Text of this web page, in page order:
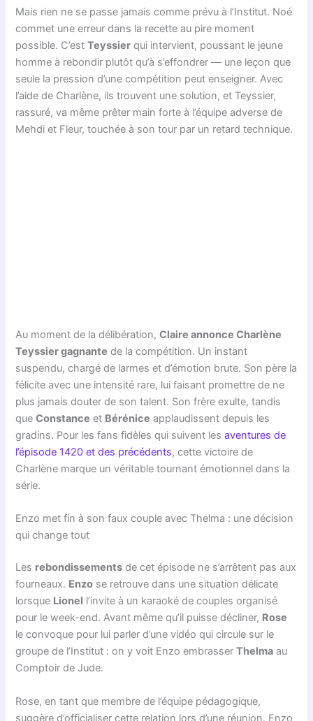
Mais rien ne se passe jamais comme prévu à l’Institut. Noé
commet une erreur dans la recette au pire moment
possible. C’estTeyssier qui intervient, poussant le jeune
homme à rebondir plutôt qu’à s’effondrer — une leçon que
seule la pression d’une compétition peut enseigner. Avec
l’aide de Charlène, ils trouvent une solution, et Teyssier,
rassuré, va même prêter main forte à l’équipe adverse de
Mehdi et Fleur, touchée à son tour par un retard technique.
Au moment de la délibération,Claire annonce Charlène
Teyssier gagnante de la compétition. Un instant
suspendu, chargé de larmes et d’émotion brute. Son père la
félicite avec une intensité rare, lui faisant promettre de ne
plus jamais douter de son talent. Son frère exulte, tandis
queConstance et Bérénice applaudissent depuis les
gradins. Pour les fans fidèles qui suivent lesaventures de
l’épisode 1420 et des précédents, cette victoire de
Charlène marque un véritable tournant émotionnel dans la
série.
Enzo met fin à son faux couple avec Thelma : une décision
qui change tout
Les rebondissements de cet épisode ne s’arrêtent pas aux
fourneaux. Enzo se retrouve dans une situation délicate
lorsque Lionel l’invite à un karaoké de couples organisé
pour le week-end. Avant même qu’il puisse décliner, Rose
le convoque pour lui parler d’une vidéo qui circule sur le
groupe de l’Institut : on y voit Enzo embrasserThelma au
Comptoir de Jude.
Rose, en tant que membre de l’équipe pédagogique,
suggère d’officialiser cette relation lors d’une réunion. Enzo